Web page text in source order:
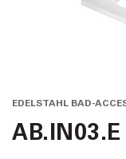
EDELSTAHL BAD-
AB.IN03.E